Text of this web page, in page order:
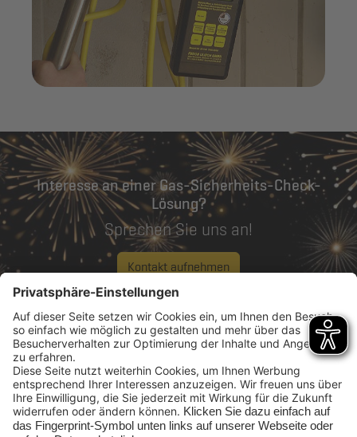
Interesse an einer Gas-Sicherheits-Check-
Lösung?
Sprechen Sie uns an!
Kontakt aufnehmen
Rufen Sie uns an:
0208 96988 12